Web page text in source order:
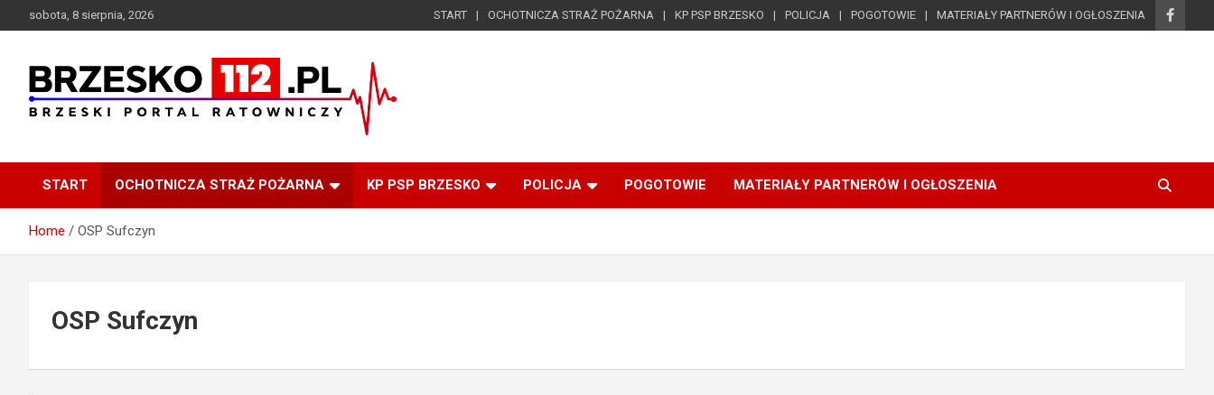
to
sobota, 8 sierpnia, 2026 START OCHOTNICZA STRAŻ POŻARNA KP PSP BRZESKO POLICJA POGOTOWIE MATERIAŁY PARTNERÓW I OGŁOSZENIA
BRZESKO112.pl
START OCHOTNICZA STRAŻ POŻARNA KP PSP BRZESKO POLICJA POGOTOWIE MATERIAŁY PARTNERÓW I OGŁOSZENIA
Home OSP Sufczyn
OSP Sufczyn